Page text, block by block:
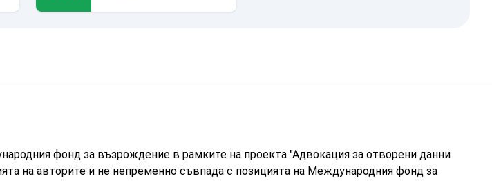
фонд за възрождение в рамките на проекта "Адвокация за отворени данни
на авторите и не непременно съвпада с позицията на Международния фонд за